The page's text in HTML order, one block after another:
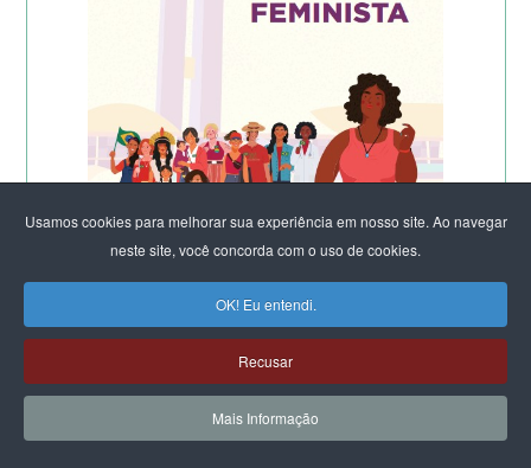
Usamos cookies para melhorar sua experiência em nosso site. Ao navegar
neste site, você concorda com o uso de cookies.
OK! Eu entendi.
Recusar
Mais Informação